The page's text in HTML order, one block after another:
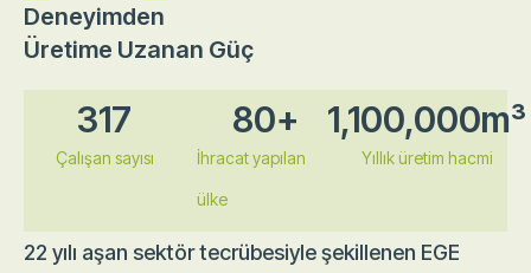
Deneyimden
Üretime Uzanan Güç
Çalışan sayısı
317
İhracat yapılan
ülke
80+
Yıllık üretim hacmi
1,100,000m³
22 yılı aşan sektör tecrübesiyle şekillenen EGE